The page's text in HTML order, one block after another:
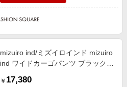
mizuiro ind/ミズイロインド mizuiro
ind ワイドカーゴパンツ ブラック
￥ 17,380